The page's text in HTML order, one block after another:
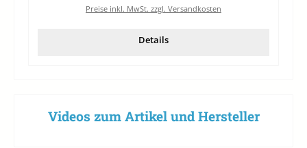
Preise inkl. MwSt. zzgl. Versandkosten
Details
Videos zum Artikel und Hersteller